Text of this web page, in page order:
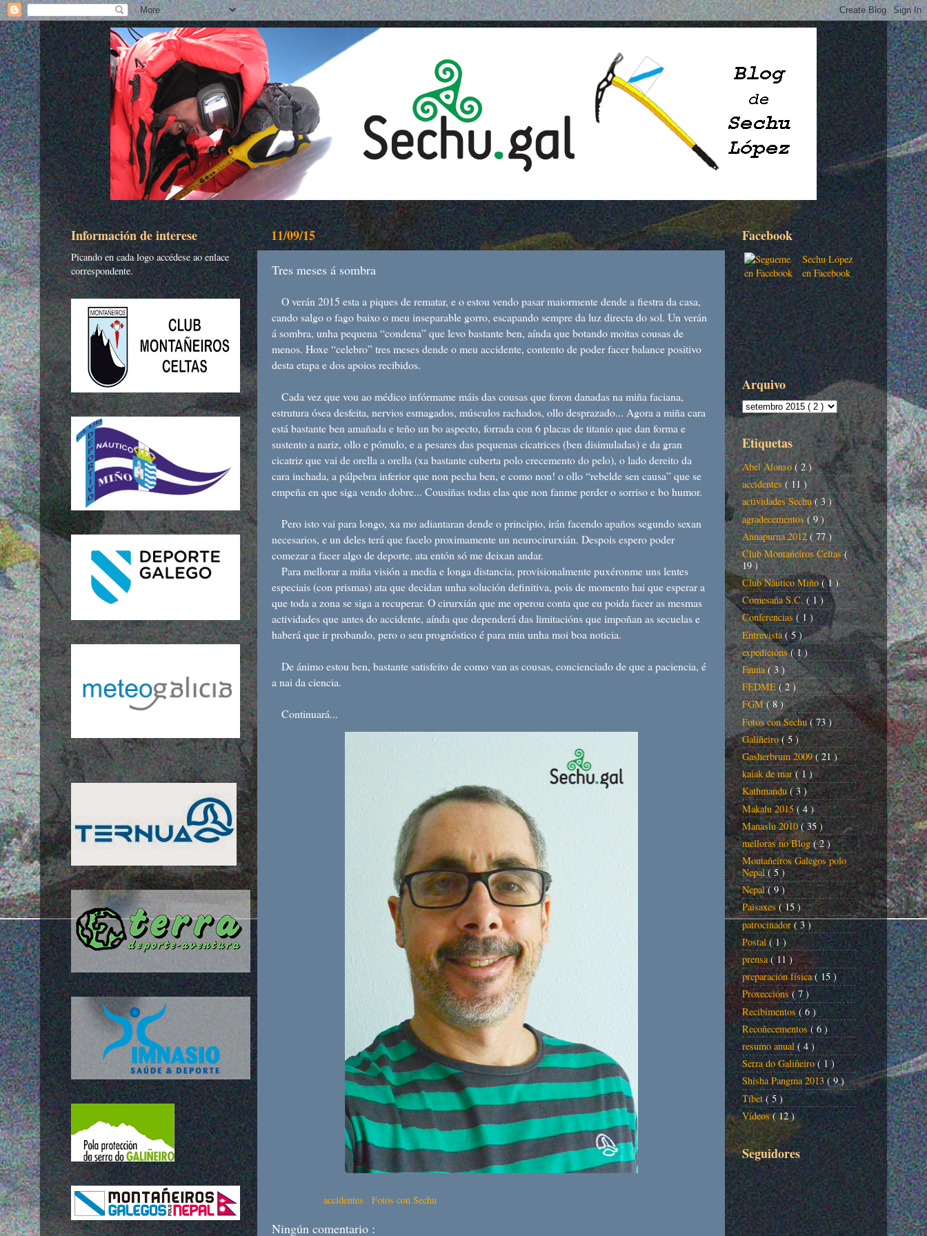
11/09/15
Tres meses á sombra
O verán 2015 esta a piques de rematar, e o estou vendo pasar maiormente dende a fiestra da casa,
cando salgo o fago baixo o meu inseparable gorro, escapando sempre da luz directa do sol. Un verán
á sombra, unha pequena “condena” que levo bastante ben, aínda que botando moitas cousas de
menos. Hoxe “celebro” tres meses dende o meu accidente, contento de poder facer balance positivo
desta etapa e dos apoios recibidos.
Cada vez que vou ao médico infórmame máis das cousas que foron danadas na miña faciana,
estrutura ósea desfeita, nervios esmagados, músculos rachados, ollo desprazado... Agora a miña cara
está bastante ben amañada e teño un bo aspecto, forrada con 6 placas de titanio que dan forma e
sustento a nariz, ollo e pómulo, e a pesares das pequenas cicatrices (ben disimuladas) e da gran
cicatriz que vai de orella a orella (xa bastante cuberta polo crecemento do pelo), o lado dereito da
cara inchada, a pálpebra inferior que non pecha ben, e como non! o ollo “rebelde sen causa” que se
empeña en que siga vendo dobre... Cousiñas todas elas que non fanme perder o sorriso e bo humor.
Pero isto vai para longo, xa mo adiantaran dende o principio, irán facendo apaños segundo sexan
necesarios, e un deles terá que facelo proximamente un neurocirurxián. Despois espero poder
comezar a facer algo de deporte, ata entón só me deixan andar.
Para mellorar a miña visión a media e longa distancia, provisionalmente puxéronme uns lentes
especiais (con prismas) ata que decidan unha solución definitiva, pois de momento hai que esperar a
que toda a zona se siga a recuperar. O cirurxián que me operou conta que eu poida facer as mesmas
actividades que antes do accidente, aínda que dependerá das limitacións que impoñan as secuelas e
haberá que ir probando, pero o seu prognóstico é para min unha moi boa noticia.
De ánimo estou ben, bastante satisfeito de como van as cousas, concienciado de que a paciencia, é
a nai da ciencia.
Continuará...
Etiquetas:accidentes ,Fotos con Sechu
Ningún comentario :
Información de interese
Picando en cada logo accédese ao enlace
correspondente.
Facebook
Sechu López
en Facebook
Arquivo
Etiquetas
Abel Alonso( 2 )
accidentes( 11 )
actividades Sechu( 3 )
agradecementos( 9 )
Annapurna 2012( 77 )
Club Montañeiros Celtas(
19 )
Club Náutico Miño( 1 )
Comesaña S.C.( 1 )
Conferencias ( 1 )
Entrevista( 5 )
expedicións( 1 )
Fauna( 3 )
FEDME ( 2 )
FGM( 8 )
Fotos con Sechu( 73 )
Galiñeiro( 5 )
Gasherbrum 2009( 21 )
kaiak de mar( 1 )
Kathmandu( 3 )
Makalu 2015( 4 )
Manaslu 2010( 35 )
melloras no Blog( 2 )
Montañeiros Galegos polo
Nepal( 5 )
Nepal( 9 )
Paisaxes( 15 )
patrocinador( 3 )
Postal( 1 )
prensa( 11 )
preparación física( 15 )
Proxeccións( 7 )
Recibimentos( 6 )
Recoñecementos( 6 )
resumo anual( 4 )
Serra do Galiñeiro( 1 )
Shisha Pangma 2013( 9 )
Tíbet( 5 )
Vídeos( 12 )
Seguidores